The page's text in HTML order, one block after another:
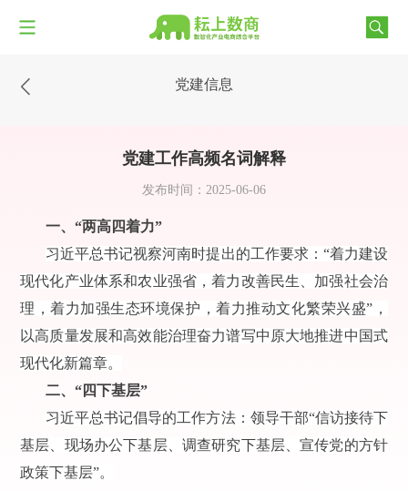
党建信息
党建工作高频名词解释
发布时间：2025-06-06
一、“两高四着力”
习近平总书记视察河南时提出的工作要求：“着力建设
现代化产业体系和农业强省，着力改善民生、加强社会治
理，着力加强生态环境保护，着力推动文化繁荣兴盛”，
以高质量发展和高效能治理奋力谱写中原大地推进中国式
现代化新篇章。
二、“四下基层”
习近平总书记倡导的工作方法：领导干部“信访接待下
基层、现场办公下基层、调查研究下基层、宣传党的方针
政策下基层”。